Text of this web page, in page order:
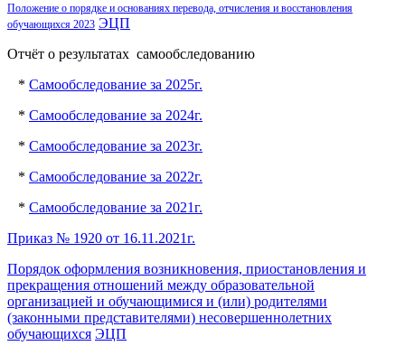
Положение о порядке и основаниях перевода, отчисления и восстановления
обучающихся 2023 ЭЦП
Отчёт о результатах самообследованию
* Самообследование за 2025г.
* Самообследование за 2024г.
* Самообследование за 2023г.
* Самообследование за 2022г.
* Самообследование за 2021г.
Приказ № 1920 от 16.11.2021г.
Порядок оформления возникновения, приостановления и
прекращения отношений между образовательной
организацией и обучающимися и (или) родителями
(законными представителями) несовершеннолетних
обучающихся ЭЦП